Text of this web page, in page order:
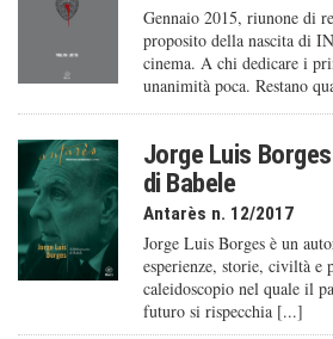
Gennaio 2015, riunone di
proposito della nascita di
cinema. A chi dedicare i
unanimità poca. Restano
Jorge Luis
di Babele
Antarès n. 12/2017
Jorge Luis Borges è un
esperienze, storie, civiltà e
caleido­scopio nel quale il
futuro si rispecchia [...]